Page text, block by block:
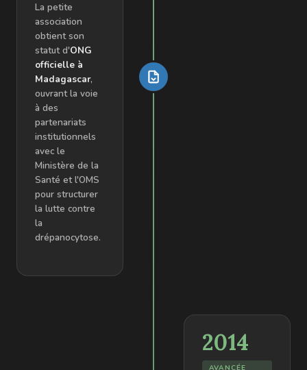
La petite
association
obtient son
statut d'ONG
officielle à
Madagascar,
ouvrant la voie
à des
partenariats
institutionnels
avec le
Ministère de la
Santé et l'OMS
pour structurer
la lutte contre
la
drépanocytose.
2014
AVANCÉE